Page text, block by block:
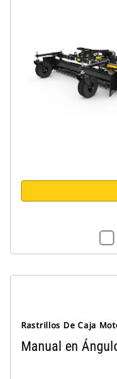
Rastrillos De Caja
Manual en